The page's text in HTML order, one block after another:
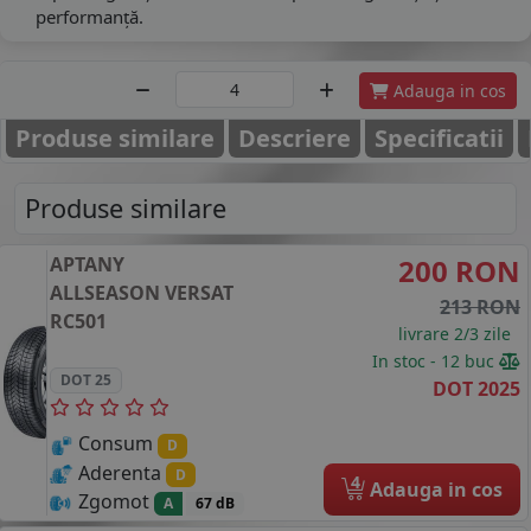
performanță.
Adauga in cos
Produse similare Descriere Specificatii
Produse similare
APTANY
ALLSEASON VERSAT
RC501
DOT 25
Consum D
Aderenta D
Zgomot A 67 dB
200 RON
213 RON
livrare 2/3 zile
In stoc - 12 buc
DOT 2025
4 Adauga in cos